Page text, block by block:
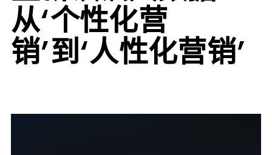
从‘个性化营
销’到‘人性化营销’